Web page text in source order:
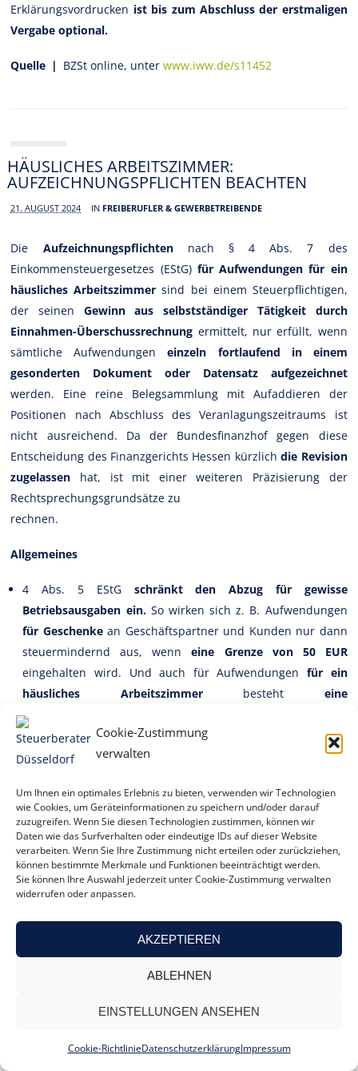
Cookie-Zustimmung
verwalten
Um Ihnen ein optimales Erlebnis zu bieten, verwenden wir Technologien
wie Cookies, um Geräteinformationen zu speichern und/oder darauf
zuzugreifen. Wenn Sie diesen Technologien zustimmen, können wir
Daten wie das Surfverhalten oder eindeutige IDs auf dieser Website
verarbeiten. Wenn Sie Ihre Zustimmung nicht erteilen oder zurückziehen,
können bestimmte Merkmale und Funktionen beeinträchtigt werden.
Sie können Ihre Auswahl jederzeit unter Cookie-Zustimmung verwalten
widerrufen oder anpassen.
AKZEPTIEREN
ABLEHNEN
EINSTELLUNGEN ANSEHEN
Cookie-RichtlinieDatenschutzerklärungImpressum
Erklärungsvordrucken ist bis zum Abschluss der erstmaligen
Vergabe optional.
Quelle | BZSt online, unterwww.iww.de/s11452
HÄUSLICHES ARBEITSZIMMER:
AUFZEICHNUNGSPFLICHTEN BEACHTEN
21. AUGUST 2024 IN FREIBERUFLER & GEWERBETREIBENDE
Die Aufzeichnungspflichten nach § 4 Abs. 7 des
Einkommensteuergesetzes (EStG) für Aufwendungen für ein
häusliches Arbeitszimmer sind bei einem Steuerpflichtigen,
der seinen Gewinn aus selbstständiger Tätigkeit durch
Einnahmen-Überschussrechnung ermittelt, nur erfüllt, wenn
sämtliche Aufwendungeneinzeln fortlaufend in einem
gesonderten Dokument oder Datensatz aufgezeichnet
werden. Eine reine Belegsammlung mit Aufaddieren der
Positionen nach Abschluss des Veranlagungszeitraums ist
nicht ausreichend. Da der Bundesfinanzhof gegen diese
Entscheidung des Finanzgerichts Hessen kürzlichdie Revision
zugelassen hat, ist mit einer weiteren Präzisierung der
Rechtsprechungsgrundsätze zu
rechnen.
Allgemeines
4 Abs. 5 EStG schränkt den Abzug für gewisse
Betriebsausgaben ein.So wirken sich z. B. Aufwendungen
für Geschenkean Geschäftspartner und Kunden nur dann
steuermindernd aus, wenneine Grenze von 50 EUR
eingehalten wird. Und auch für Aufwendungen für ein
häusliches Arbeitszimmerbesteht eine
Abzugsbeschränkung.
Darüber hinaus sind die Aufwendungen i. S. des § 4 Abs. 5 S.
1 Nr. 1 bis 4, 6b und 7 EStG
Aufwendungen nicht bereits nach Abs. 5 vom Abzug
ausgeschlossen sind, dürfen sie bei der Gewinnermittlung
nur berücksichtigt werden, wenn siebesonders
aufgezeichnetsind.
Bei
7 EStG handelt es sichum eine zusätzliche materiell-
rechtliche Voraussetzungfür den Betriebsausgabenabzug.
Überschussrechnungso umgesetzt, dass die betroffenen
hinzugerechnet werden.